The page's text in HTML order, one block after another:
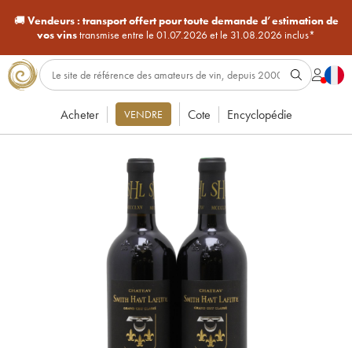
🚚Vendeurs : transport offert pour toute demande d’estimation de
vos vinstransmise entre le 01.07.2026 et le 31.08.2026 inclus*
Acheter VENDRE Cote Encyclopédie